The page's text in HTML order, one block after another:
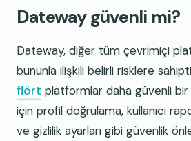
Dateway güvenli mi?
Dateway, diğer tüm çevrimiçi
bununla ilişkili belirli risklere
flört platformlar daha güvenli
için profil doğrulama, kullanıcı
ve gizlilik ayarları gibi güvenlik